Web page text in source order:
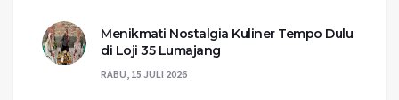
Menikmati Nostalgia Kuliner Tempo Dulu
di Loji 35 Lumajang
RABU, 15 JULI 2026